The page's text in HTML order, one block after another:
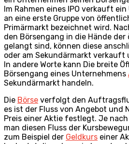
Im Rahmen eines IPO verkauft
an eine erste Gruppe von
Primärmarkt bezeichnet wird.
den Börsengang in die Hände
gelangt sind, können diese
oder am Sekundärmarkt
In andere Worte kann Die breite
Börsengang eines Unternehmens
Sekundärmarkt handeln.
Die Börse verfolgt den
es ist der Fluss von Angebot und
Preis einer Aktie festlegt. Je
man diesen Fluss der
zum Beispiel der Geldkurs einer